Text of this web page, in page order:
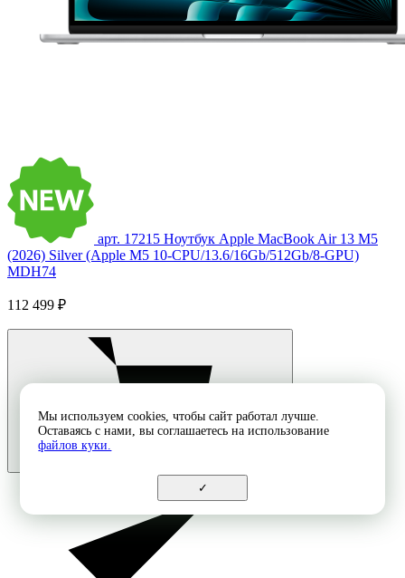
арт. 17215 Ноутбук Apple MacBook Air 13 M5
(2026) Silver (Apple M5 10-CPU/13.6/16Gb/512Gb/8-GPU)
MDH74
112 499 ₽
Мы используем cookies, чтобы сайт работал лучше.
Оставаясь с нами, вы соглашаетесь на использование
файлов куки.
✓